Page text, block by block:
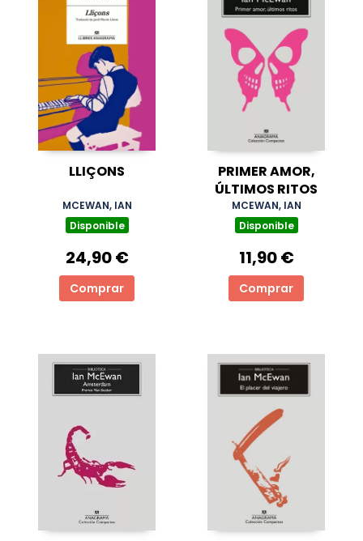
LLIÇONS
MCEWAN, IAN
Disponible
24,90 €
Comprar
PRIMER AMOR,
ÚLTIMOS RITOS
MCEWAN, IAN
Disponible
11,90 €
Comprar